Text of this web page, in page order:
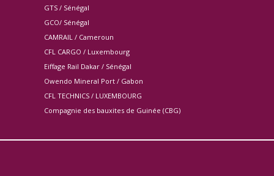
GTS / Sénégal
GCO/ Sénégal
CAMRAIL / Cameroun
CFL CARGO / Luxembourg
Eiffage Rail Dakar / Sénégal
Owendo Mineral Port / Gabon
CFL TECHNICS / LUXEMBOURG
Compagnie des bauxites de Guinée (CBG)